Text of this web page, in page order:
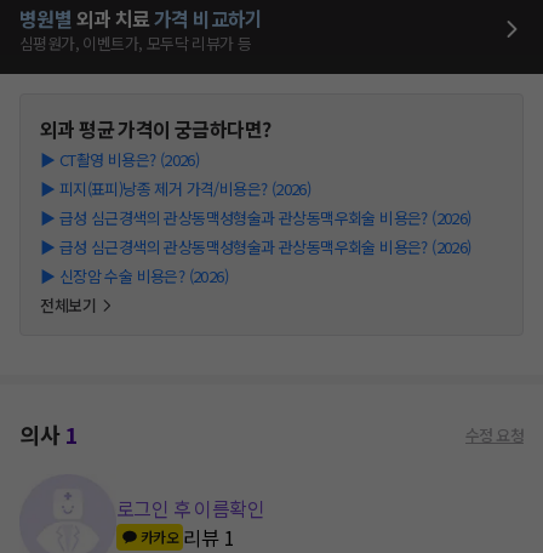
병원별 외과 치료가격 비교하기
심평원가, 이벤트가, 모두닥 리뷰가 등
외과평균 가격이 궁금하다면?
▶ CT촬영 비용은? (2026)
▶ 피지(표피)낭종 제거 가격/비용은? (2026)
▶ 급성 심근경색의 관상동맥성형술과 관상동맥우회술 비용은? (2026)
▶ 급성 심근경색의 관상동맥성형술과 관상동맥우회술 비용은? (2026)
▶ 신장암 수술 비용은? (2026)
전체보기
의사1 수정 요청
로그인 후 이름확인
카카오 리뷰 1